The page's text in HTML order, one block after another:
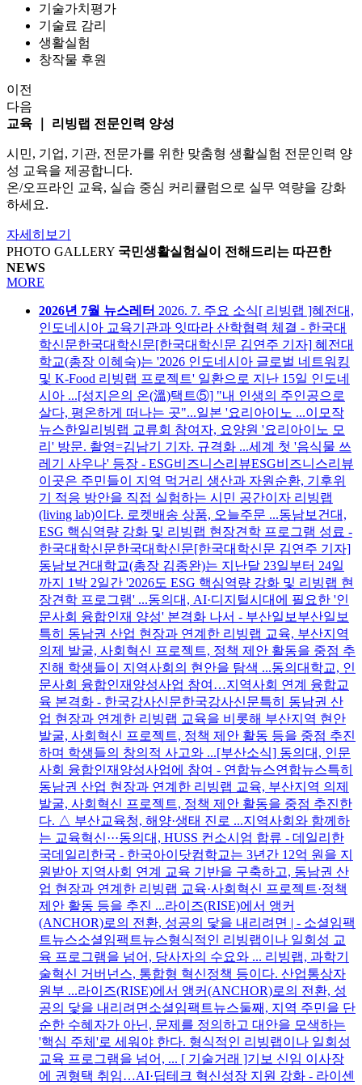
기술가치평가
기술료 감리
생활실험
창작물 후원
이전
다음
교육 ｜ 리빙랩 전문인력 양성
시민, 기업, 기관, 전문가를 위한 맞춤형 생활실험 전문인력 양
성 교육을 제공합니다.
온/오프라인 교육, 실습 중심 커리큘럼으로 실무 역량을 강화
하세요.
자세히보기
PHOTO GALLERY 국민생활실험실이 전해드리는 따끈한
NEWS
MORE
2026년 7월 뉴스레터 2026. 7. 주요 소식[ 리빙랩 ]혜전대,
인도네시아 교육기관과 잇따라 산학협력 체결 - 한국대
학신문한국대학신문[한국대학신문 김연주 기자] 혜전대
학교(총장 이혜숙)는 '2026 인도네시아 글로벌 네트워킹
및 K-Food 리빙랩 프로젝트' 일환으로 지난 15일 인도네
시아 ...[성지은의 온(溫)택트⑤] "내 인생의 주인공으로
살다, 평온하게 떠나는 곳"...일본 '요리아이노 ...이모작
뉴스한일리빙랩 교류회 참여자, 요양원 '요리아이노 모
리' 방문. 촬영=김남기 기자. 규격화 ...세계 첫 '음식물 쓰
레기 사우나' 등장 - ESG비즈니스리뷰ESG비즈니스리뷰
이곳은 주민들이 지역 먹거리 생산과 자원순환, 기후위
기 적응 방안을 직접 실험하는 시민 공간이자 리빙랩
(living lab)이다. 로켓배송 상품, 오늘주문 ...동남보건대,
ESG 핵심역량 강화 및 리빙랩 현장견학 프로그램 성료 -
한국대학신문한국대학신문[한국대학신문 김연주 기자]
동남보건대학교(총장 김종완)는 지난달 23일부터 24일
까지 1박 2일간 '2026도 ESG 핵심역량 강화 및 리빙랩 현
장견학 프로그램' ...동의대, AI·디지털시대에 필요한 '인
문사회 융합인재 양성' 본격화 나서 - 부산일보부산일보
특히 동남권 산업 현장과 연계한 리빙랩 교육, 부산지역
의제 발굴, 사회혁신 프로젝트, 정책 제안 활동을 중점 추
진해 학생들이 지역사회의 현안을 탐색 ...동의대학교, 인
문사회 융합인재양성사업 참여…지역사회 연계 융합교
육 본격화 - 한국강사신문한국강사신문특히 동남권 산
업 현장과 연계한 리빙랩 교육을 비롯해 부산지역 현안
발굴, 사회혁신 프로젝트, 정책 제안 활동 등을 중점 추진
하며 학생들의 창의적 사고와 ...[부산소식] 동의대, 인문
사회 융합인재양성사업에 참여 - 연합뉴스연합뉴스특히
동남권 산업 현장과 연계한 리빙랩 교육, 부산지역 의제
발굴, 사회혁신 프로젝트, 정책 제안 활동을 중점 추진한
다. △ 부산교육청, 해양·생태 진로 ...지역사회와 함께하
는 교육혁신···동의대, HUSS 컨소시엄 합류 - 데일리한
국데일리한국 - 한국아이닷컴학교는 3년간 12억 원을 지
원받아 지역사회 연계 교육 기반을 구축하고, 동남권 산
업 현장과 연계한 리빙랩 교육·사회혁신 프로젝트·정책
제안 활동 등을 추진 ...라이즈(RISE)에서 앵커
(ANCHOR)로의 전환, 성공의 닻을 내리려면 | - 소셜임팩
트뉴스소셜임팩트뉴스형식적인 리빙랩이나 일회성 교
육 프로그램을 넘어, 당사자의 수요와 ... 리빙랩, 과학기
술혁신 거버넌스, 통합형 혁신정책 등이다. 산업통상자
원부 ...라이즈(RISE)에서 앵커(ANCHOR)로의 전환, 성
공의 닻을 내리려면소셜임팩트뉴스둘째, 지역 주민을 단
순한 수혜자가 아닌, 문제를 정의하고 대안을 모색하는
'핵심 주체'로 세워야 한다. 형식적인 리빙랩이나 일회성
교육 프로그램을 넘어, ... [ 기술거래 ]기보 신임 이사장
에 권형택 취임…AI·딥테크 혁신성장 지원 강화 - 라이센